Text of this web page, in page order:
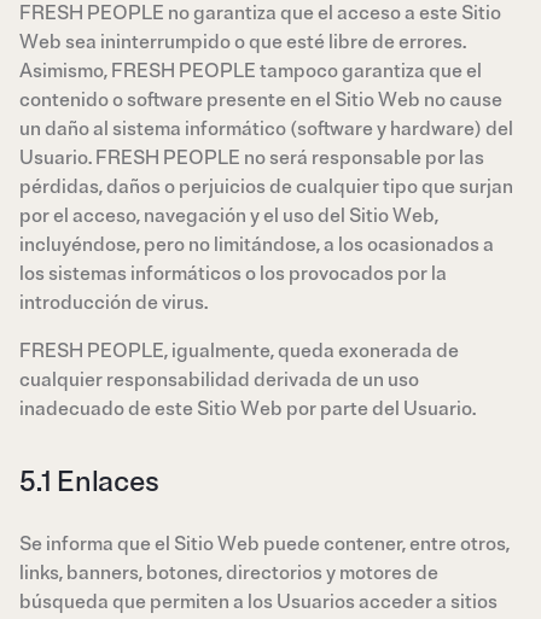
FRESH PEOPLE no garantiza que el acceso a este Sitio
Web sea ininterrumpido o que esté libre de errores.
Asimismo, FRESH PEOPLE tampoco garantiza que el
contenido o software presente en el Sitio Web no cause
un daño al sistema informático (software y hardware) del
Usuario. FRESH PEOPLE no será responsable por las
pérdidas, daños o perjuicios de cualquier tipo que surjan
por el acceso, navegación y el uso del Sitio Web,
incluyéndose, pero no limitándose, a los ocasionados a
los sistemas informáticos o los provocados por la
introducción de virus.
FRESH PEOPLE, igualmente, queda exonerada de
cualquier responsabilidad derivada de un uso
inadecuado de este Sitio Web por parte del Usuario.
5.1 Enlaces
Se informa que el Sitio Web puede contener, entre otros,
links, banners, botones, directorios y motores de
búsqueda que permiten a los Usuarios acceder a sitios